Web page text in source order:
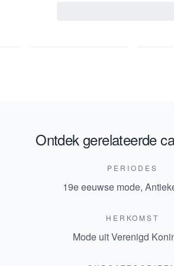
Ontdek gerelateerde
PERIODES
19e eeuwse mode,
HERKOMST
Mode uit Verenigd